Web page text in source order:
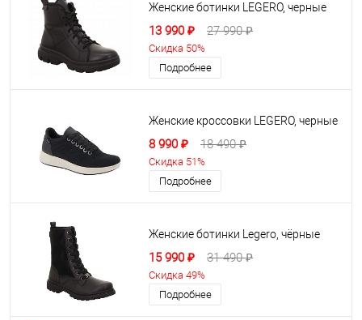
Женские ботинки LEGERO, черные
13 990 ₽ 27 990 ₽
Скидка 50%
Подробнее
Женские кроссовки LEGERO, черные
8 990 ₽ 18 490 ₽
Скидка 51%
Подробнее
Женские ботинки Legero, чёрные
15 990 ₽ 31 490 ₽
Скидка 49%
Подробнее